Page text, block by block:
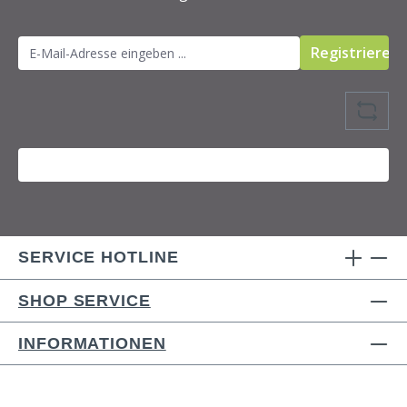
Registrieren
SERVICE HOTLINE
SHOP SERVICE
INFORMATIONEN